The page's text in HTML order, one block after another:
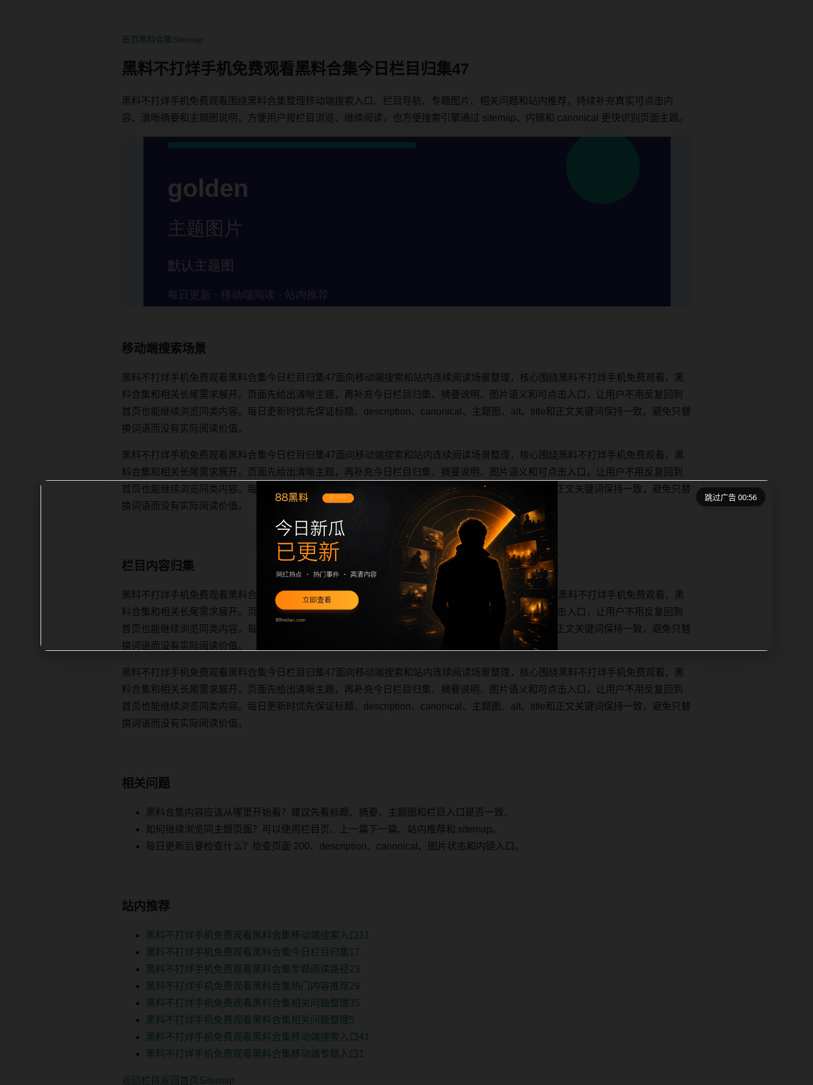
首页黑料合集Sitemap
黑料不打烊手机免费观看黑料合集今日栏目归集47
黑料不打烊手机免费观看围绕黑料合集整理移动端搜索入口、栏目导航、专题图片、相关问题和站内推荐，持续补充真实可点击内
容、清晰摘要和主题图说明，方便用户按栏目浏览、继续阅读，也方便搜索引擎通过 sitemap、内链和 canonical 更快识别页面主题。
移动端搜索场景
黑料不打烊手机免费观看黑料合集今日栏目归集47面向移动端搜索和站内连续阅读场景整理，核心围绕黑料不打烊手机免费观看、黑
料合集和相关长尾需求展开。页面先给出清晰主题，再补充今日栏目归集、摘要说明、图片语义和可点击入口，让用户不用反复回到
首页也能继续浏览同类内容。每日更新时优先保证标题、description、canonical、主题图、alt、title和正文关键词保持一致，避免只替
换词语而没有实际阅读价值。
黑料不打烊手机免费观看黑料合集今日栏目归集47面向移动端搜索和站内连续阅读场景整理，核心围绕黑料不打烊手机免费观看、黑
料合集和相关长尾需求展开。页面先给出清晰主题，再补充今日栏目归集、摘要说明、图片语义和可点击入口，让用户不用反复回到
首页也能继续浏览同类内容。每日更新时优先保证标题、description、canonical、主题图、alt、title和正文关键词保持一致，避免只替
换词语而没有实际阅读价值。
栏目内容归集
黑料不打烊手机免费观看黑料合集今日栏目归集47面向移动端搜索和站内连续阅读场景整理，核心围绕黑料不打烊手机免费观看、黑
料合集和相关长尾需求展开。页面先给出清晰主题，再补充今日栏目归集、摘要说明、图片语义和可点击入口，让用户不用反复回到
首页也能继续浏览同类内容。每日更新时优先保证标题、description、canonical、主题图、alt、title和正文关键词保持一致，避免只替
换词语而没有实际阅读价值。
黑料不打烊手机免费观看黑料合集今日栏目归集47面向移动端搜索和站内连续阅读场景整理，核心围绕黑料不打烊手机免费观看、黑
料合集和相关长尾需求展开。页面先给出清晰主题，再补充今日栏目归集、摘要说明、图片语义和可点击入口，让用户不用反复回到
首页也能继续浏览同类内容。每日更新时优先保证标题、description、canonical、主题图、alt、title和正文关键词保持一致，避免只替
换词语而没有实际阅读价值。
相关问题
黑料合集内容应该从哪里开始看？建议先看标题、摘要、主题图和栏目入口是否一致。
如何继续浏览同主题页面？可以使用栏目页、上一篇下一篇、站内推荐和 sitemap。
每日更新后要检查什么？检查页面 200、description、canonical、图片状态和内链入口。
站内推荐
黑料不打烊手机免费观看黑料合集移动端搜索入口11
黑料不打烊手机免费观看黑料合集今日栏目归集17
黑料不打烊手机免费观看黑料合集专题阅读路径23
黑料不打烊手机免费观看黑料合集热门内容推荐29
黑料不打烊手机免费观看黑料合集相关问题整理35
黑料不打烊手机免费观看黑料合集相关问题整理5
黑料不打烊手机免费观看黑料合集移动端搜索入口41
黑料不打烊手机免费观看黑料合集移动端专题入口1
返回栏目 返回首页 Sitemap
跳过广告 00:56